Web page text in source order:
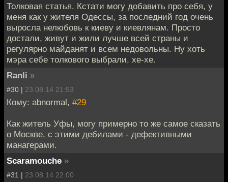
Толковая статья. Кстати могу добавить про себя, у
меня как у жителя Одессы, за последний год очень
выросла нелюбовь к киеву и киевлянам. Просто
достали, живут и жили лучше всей страны и
регулярно майданят и всем недовольны. Ну хоть
мэра себе толкового выбрали, хе-хе.
Ranli »
#30 | 23.08.14 21:53
Кому: abnormal, #29
Как житель Уфы, могу примерно то же самое сказать
о Москве, с этими дебилами - дефективными
манагерами.
Scaramouche »
#31 | 23.08.14 22:00